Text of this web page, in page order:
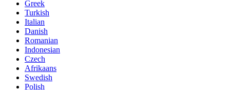
Greek
Turkish
Italian
Danish
Romanian
Indonesian
Czech
Afrikaans
Swedish
Polish